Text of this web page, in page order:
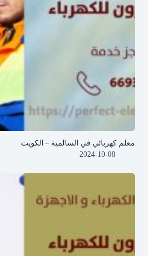
معلم كهربائي في السالمية – الكويت
2024-10-08